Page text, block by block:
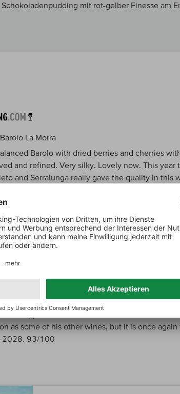
Schokoladenpudding mit rot-gelber Finesse am
Barolo La Morra
Barolo with dried berries and cherries
and refined. Very silky. Lovely now. This year
and Serralunga really gave the quality in this
Barolo is loaded with finesse and grace.
are some of the nuances that flow from this
reappear to frame the sublime finish.
as some of his other wines, but it is once
2028. 93/100